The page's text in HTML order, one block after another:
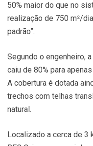
50% maior do que no
realização de 750 m²/
padrão”.
Segundo o engenheiro,
caiu de 80% para
A cobertura é dotada
trechos com telhas
natural.
Localizado a cerca de 3